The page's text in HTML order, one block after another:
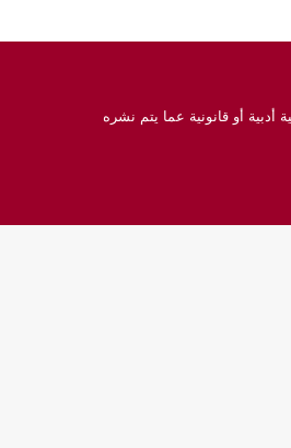
أو قانونية عما يتم نشره